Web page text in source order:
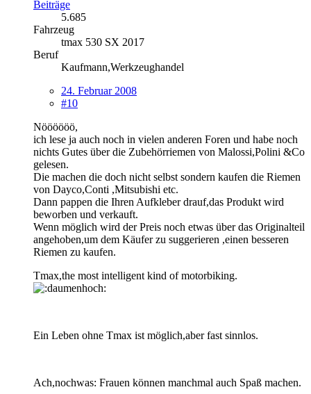
Beiträge
5.685
Fahrzeug
tmax 530 SX 2017
Beruf
Kaufmann,Werkzeughandel
24. Februar 2008
#10
Nöööööö,
ich lese ja auch noch in vielen anderen Foren und habe noch
nichts Gutes über die Zubehörriemen von Malossi,Polini &Co
gelesen.
Die machen die doch nicht selbst sondern kaufen die Riemen
von Dayco,Conti ,Mitsubishi etc.
Dann pappen die Ihren Aufkleber drauf,das Produkt wird
beworben und verkauft.
Wenn möglich wird der Preis noch etwas über das Originalteil
angehoben,um dem Käufer zu suggerieren ,einen besseren
Riemen zu kaufen.
Tmax,the most intelligent kind of motorbiking.
Ein Leben ohne Tmax ist möglich,aber fast sinnlos.
Ach,nochwas: Frauen können manchmal auch Spaß machen.